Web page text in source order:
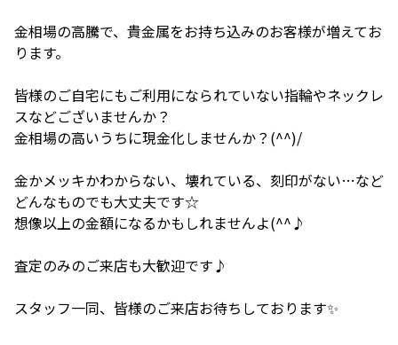
金相場の高騰で、貴金属をお持ち込みのお客様が増えてお
ります。
皆様のご自宅にもご利用になられていない指輪やネックレ
スなどございませんか？
金相場の高いうちに現金化しませんか？(^^)/
金かメッキかわからない、壊れている、刻印がない…など
どんなものでも大丈夫です☆
想像以上の金額になるかもしれませんよ(^^♪
査定のみのご来店も大歓迎です♪
スタッフ一同、皆様のご来店お待ちしております✨